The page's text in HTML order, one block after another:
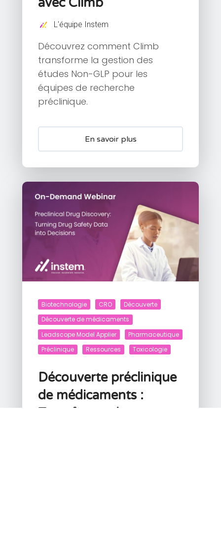
L'équipe Instem
Découvrez comment Climb
transforme la gestion des
études Non-GLP pour les
équipes de recherche
préclinique.
En savoir plus
Biotechnologie CRO
Découverte
Découverte de médicaments
Leadscope Model Applier
Pharmaceutique
Préclinique
Ressources Toxicologie
Découverte préclinique
de médicaments :
Transformer les